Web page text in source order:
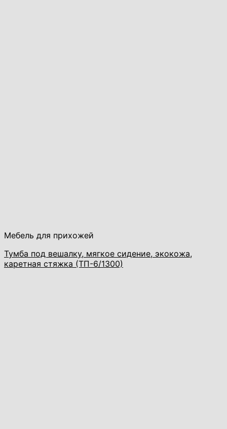
Мебель для прихожей
Тумба под вешалку, мягкое сидение, экокожа,
каретная стяжка (ТП-6/1300)